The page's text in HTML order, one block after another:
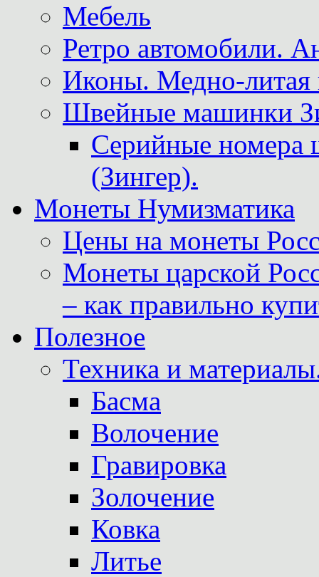
Мебель
Ретро автомобили.
Иконы. Медно-литая
Швейные машинки
Серийные
(Зингер).
Монеты Нумизматика
Цены на монеты
Монеты царской
– как правильно
Полезное
Техника и
Басма
Волочение
Гравировка
Золочение
Ковка
Литье